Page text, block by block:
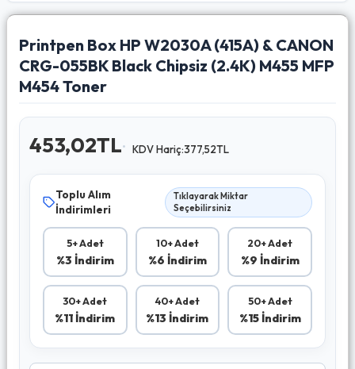
Printpen Box HP W2030A (415A) & CANON
CRG-055BK Black Chipsiz (2.4K) M455 MFP
M454 Toner
453,02TL KDV Hariç:377,52TL
Toplu Alım
İndirimleri
Tıklayarak Miktar
Seçebilirsiniz
5+ Adet
%3 İndirim
10+ Adet
%6 İndirim
20+ Adet
%9 İndirim
30+ Adet
%11 İndirim
40+ Adet
%13 İndirim
50+ Adet
%15 İndirim